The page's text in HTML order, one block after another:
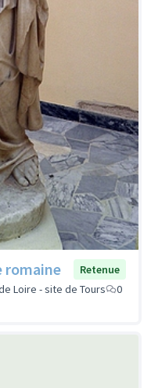
romaine
Retenue
Loire - site de Tours
0